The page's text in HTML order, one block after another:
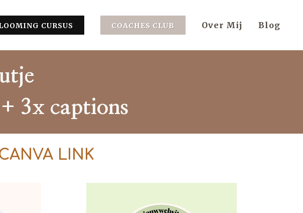
CURSUS COACHES CLUB Over Mij Blog
3x captions
LINK